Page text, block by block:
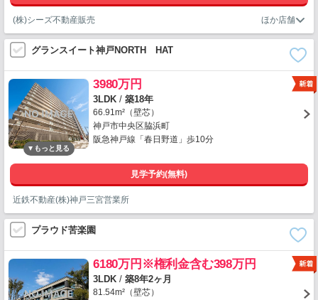
(株)シーズ不動産販売
グランスイート神戸NORTH HAT
3980万円
3LDK / 築18年
66.91m²（壁芯）
神戸市中央区脇浜町
阪急神戸線「春日野道」歩10分
見学予約(無料)
近鉄不動産(株)神戸三宮営業所
プラウド苦楽園
6180万円※権利金含む398万円
3LDK / 築8年2ヶ月
81.54m²（壁芯）